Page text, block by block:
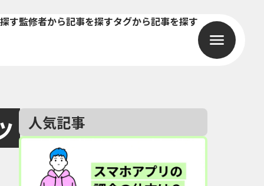
す監修者から記事を探すタグから記事を探す
人気記事